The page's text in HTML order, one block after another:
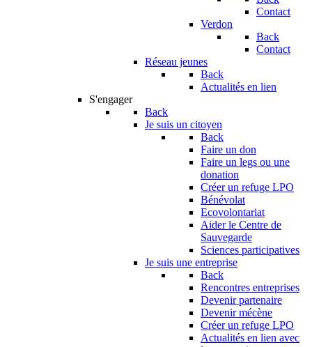
Contact
Verdon
Back
Contact
Réseau jeunes
Back
Actualités en lien
S'engager
Back
Je suis un citoyen
Back
Faire un don
Faire un legs ou une
donation
Créer un refuge LPO
Bénévolat
Ecovolontariat
Aider le Centre de
Sauvegarde
Sciences participatives
Je suis une entreprise
Back
Rencontres entreprises
Devenir partenaire
Devenir mécène
Créer un refuge LPO
Actualités en lien avec